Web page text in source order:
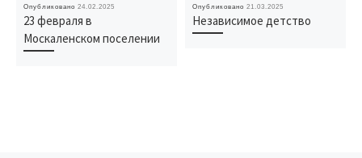
Опубликовано24.02.2025
23 февраля в
Москаленском поселении
Опубликовано21.03.2025
Независимое детство